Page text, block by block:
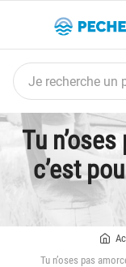
Tu
c’est
Tu n’oses pas